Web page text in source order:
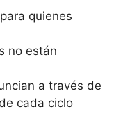
quienes
no están
a través de
cada ciclo